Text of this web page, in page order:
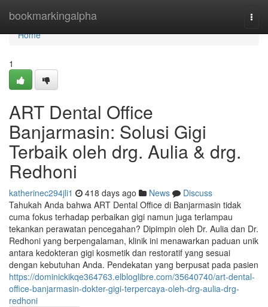
bookmarkingalpha
Home
Home
1
ART Dental Office
Banjarmasin: Solusi Gigi
Terbaik oleh drg. Aulia & drg.
Redhoni
katherinec294jli1 418 days ago News
Discuss
Tahukah Anda bahwa ART Dental Office di Banjarmasin tidak
cuma fokus terhadap perbaikan gigi namun juga terlampau
tekankan perawatan pencegahan? Dipimpin oleh Dr. Aulia dan Dr.
Redhoni yang berpengalaman, klinik ini menawarkan paduan unik
antara kedokteran gigi kosmetik dan restoratif yang sesuai
dengan kebutuhan Anda. Pendekatan yang berpusat pada pasien
https://dominickikqe364763.elbloglibre.com/35640740/art-dental-
office-banjarmasin-dokter-gigi-terpercaya-oleh-drg-aulia-drg-
redhoni